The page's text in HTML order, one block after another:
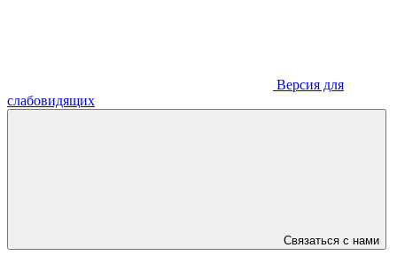
Версия для
слабовидящих
Связаться с нами